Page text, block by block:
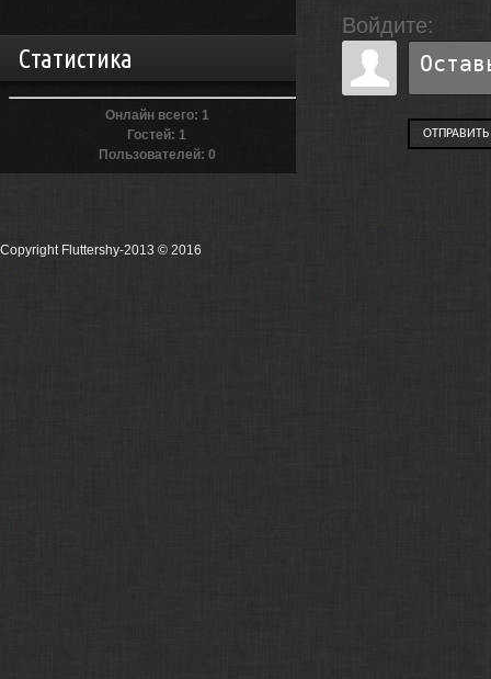
Статистика
Онлайн всего: 1
Гостей: 1
Пользователей: 0
Войдите:
ОТПРАВИТЬ
Copyright Fluttershy-2013 © 2016